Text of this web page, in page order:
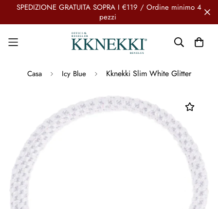
SPEDIZIONE GRATUITA SOPRA I €119 / Ordine minimo 4
pezzi
Casa Icy Blue Kknekki Slim White Glitter